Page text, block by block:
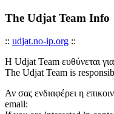
The Udjat Team Info
:: udjat.no-ip.org ::
Η Udjat Team ευθύνεται
The Udjat Team is
Αν σας ενδιαφέρει η
email: